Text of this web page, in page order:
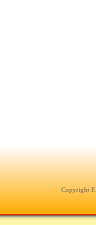
Copyright